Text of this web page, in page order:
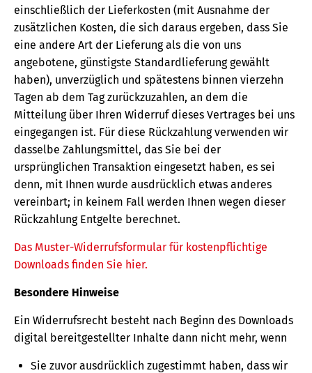
einschließlich der Lieferkosten (mit Ausnahme der
zusätzlichen Kosten, die sich daraus ergeben, dass Sie
eine andere Art der Lieferung als die von uns
angebotene, günstigste Standardlieferung gewählt
haben), unverzüglich und spätestens binnen vierzehn
Tagen ab dem Tag zurückzuzahlen, an dem die
Mitteilung über Ihren Widerruf dieses Vertrages bei uns
eingegangen ist. Für diese Rückzahlung verwenden wir
dasselbe Zahlungsmittel, das Sie bei der
ursprünglichen Transaktion eingesetzt haben, es sei
denn, mit Ihnen wurde ausdrücklich etwas anderes
vereinbart; in keinem Fall werden Ihnen wegen dieser
Rückzahlung Entgelte berechnet.
Das Muster-Widerrufsformular für kostenpflichtige
Downloads finden Sie hier.
Besondere Hinweise
Ein Widerrufsrecht besteht nach Beginn des Downloads
digital bereitgestellter Inhalte dann nicht mehr, wenn
Sie zuvor ausdrücklich zugestimmt haben, dass wir